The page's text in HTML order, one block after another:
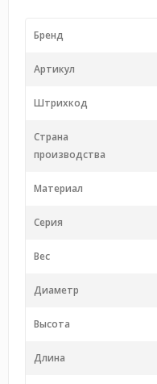
Бренд
Артикул
Штрихкод
Страна
производства
Материал
Серия
Вес
Диаметр
Высота
Длина